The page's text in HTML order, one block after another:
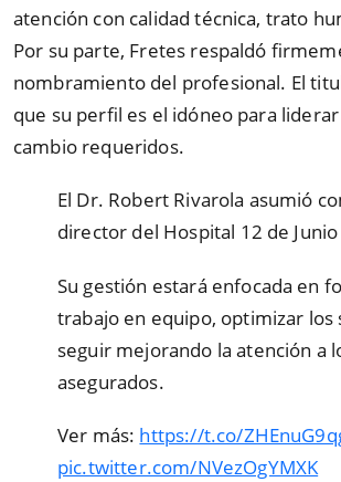
atención con calidad técnica, trato
Por su parte, Fretes respaldó
nombramiento del profesional. El
que su perfil es el idóneo para
cambio requeridos.
El Dr. Robert Rivarola asumió
director del Hospital 12 de Junio
Su gestión estará enfocada en
trabajo en equipo, optimizar los
seguir mejorando la atención a
asegurados.
Ver más: https://t.co/
pic.twitter.com/NVezOgYMXK